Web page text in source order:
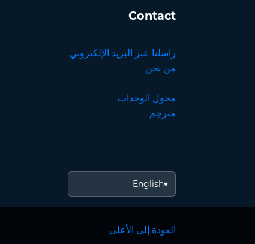
Contact
راسلنا عبر البريد الإلكتروني
من نحن
محول الوحدات
مترجم
English
العودة إلى الأعلى